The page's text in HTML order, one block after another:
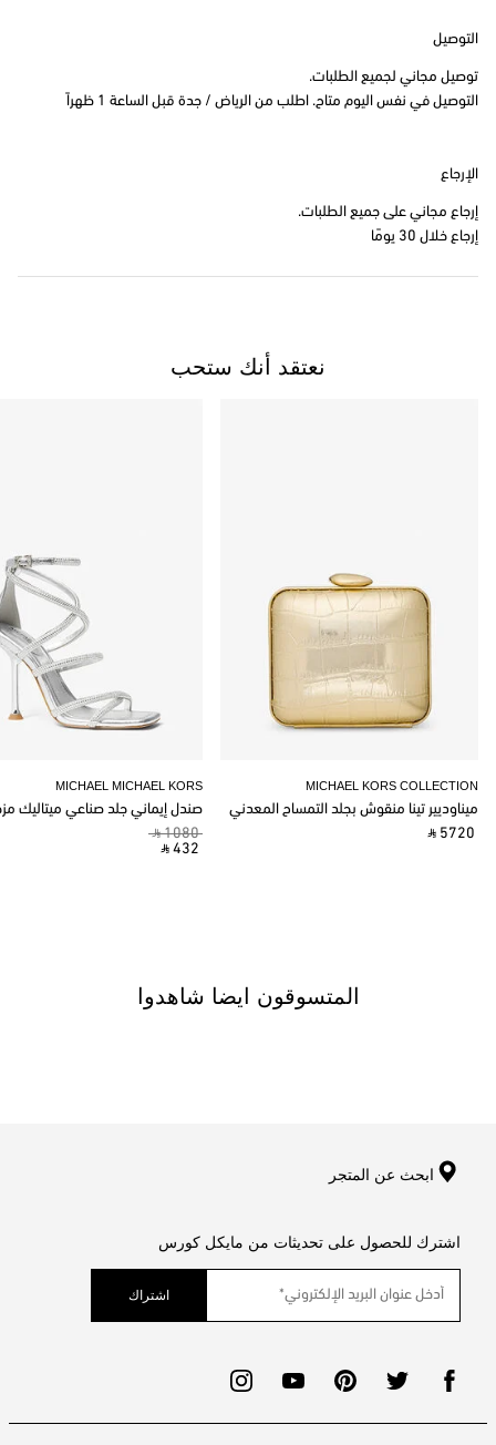
التوصيل
توصيل مجاني لجميع الطلبات.
التوصيل في نفس اليوم متاح. اطلب من الرياض / جدة قبل الساعة 1 ظهراً
الإرجاع
إرجاع مجاني على جميع الطلبات.
إرجاع خلال 30 يومًا
نعتقد أنك ستحب
MICHAEL MICHAEL KORS
صندل إيماني جلد صناعي ميتاليك
‎ ⃁ 1080 ‎
‎ ⃁ 432 ‎
MICHAEL KORS COLLECTION
ميناوديير تينا منقوش بجلد التمساح المعدني
‎ ⃁ 5720 ‎
المتسوقون ايضا شاهدوا
ابحث عن المتجر
اشترك للحصول على تحديثات من مايكل كورس
اشتراك